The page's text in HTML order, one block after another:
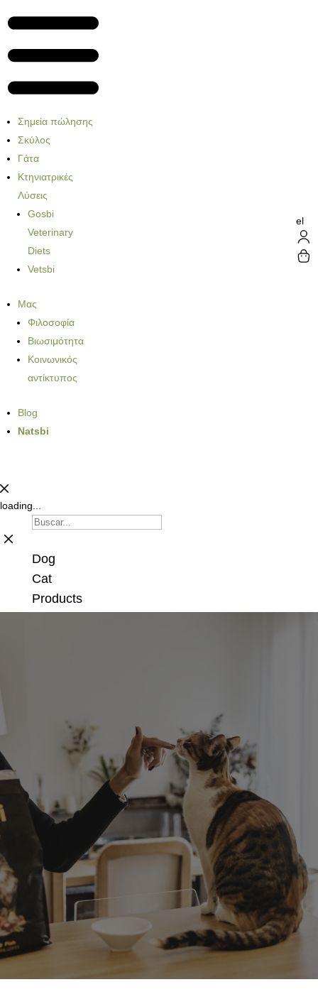
Σημεία πώλησης
Σκύλος
Γάτα
Κτηνιατρικές
Λύσεις
Gosbi
Veterinary
Diets
Vetsbi
Μας
Φιλοσοφία
Βιωσιμότητα
Κοινωνικός
αντίκτυπος
Blog
Natsbi
el
loading...
Dog
Cat
Products